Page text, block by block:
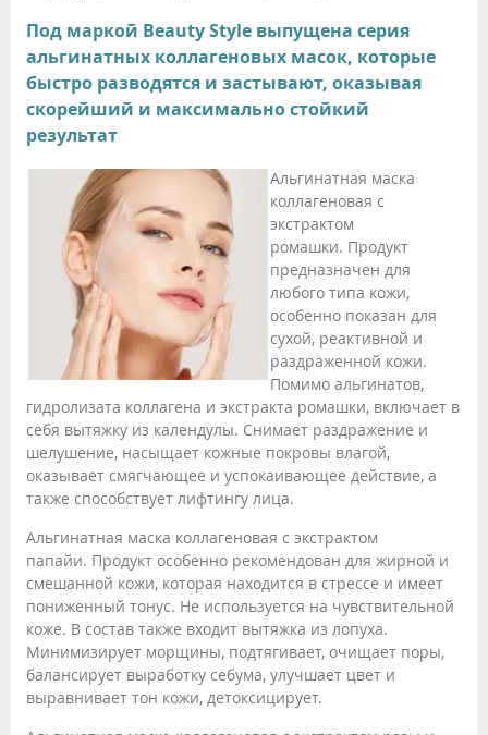
Под маркой Beauty Style выпущена серия
альгинатных коллагеновых масок, которые
быстро разводятся и застывают, оказывая
скорейший и максимально стойкий
результат
Альгинатная маска
коллагеновая с
экстрактом
ромашки. Продукт
предназначен для
любого типа кожи,
особенно показан для
сухой, реактивной и
раздраженной кожи.
Помимо альгинатов,
гидролизата коллагена и экстракта ромашки, включает в
себя вытяжку из календулы. Снимает раздражение и
шелушение, насыщает кожные покровы влагой,
оказывает смягчающее и успокаивающее действие, а
также способствует лифтингу лица.
Альгинатная маска коллагеновая с экстрактом
папайи. Продукт особенно рекомендован для жирной и
смешанной кожи, которая находится в стрессе и имеет
пониженный тонус. Не используется на чувствительной
коже. В состав также входит вытяжка из лопуха.
Минимизирует морщины, подтягивает, очищает поры,
балансирует выработку себума, улучшает цвет и
выравнивает тон кожи, детоксицирует.